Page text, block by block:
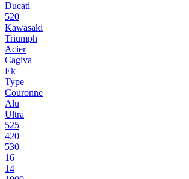
Ducati
520
Kawasaki
Triumph
Acier
Cagiva
Ek
Type
Couronne
Alu
Ultra
525
420
530
16
14